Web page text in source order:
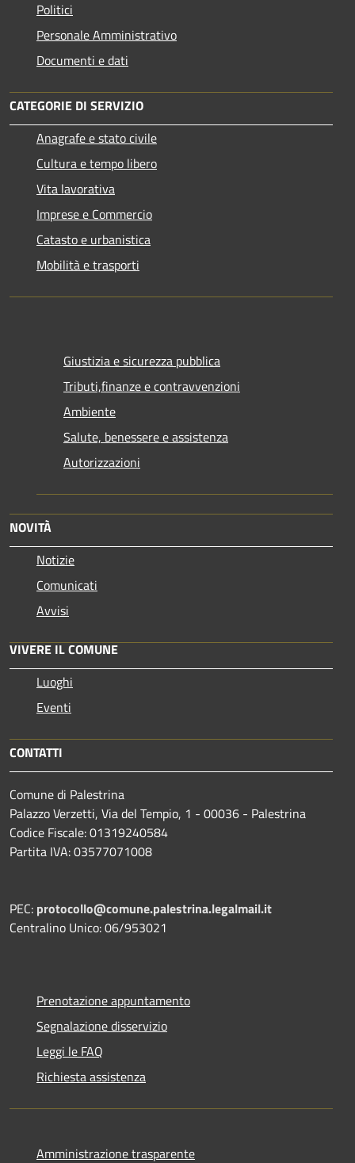
Politici
Personale Amministrativo
Documenti e dati
CATEGORIE DI SERVIZIO
Anagrafe e stato civile
Cultura e tempo libero
Vita lavorativa
Imprese e Commercio
Catasto e urbanistica
Mobilità e trasporti
Giustizia e sicurezza pubblica
Tributi,finanze e contravvenzioni
Ambiente
Salute, benessere e assistenza
Autorizzazioni
NOVITÀ
Notizie
Comunicati
Avvisi
VIVERE IL COMUNE
Luoghi
Eventi
CONTATTI
Comune di Palestrina
Palazzo Verzetti, Via del Tempio, 1 - 00036 - Palestrina
Codice Fiscale: 01319240584
Partita IVA: 03577071008
PEC: protocollo@comune.palestrina.legalmail.it
Centralino Unico: 06/953021
Prenotazione appuntamento
Segnalazione disservizio
Leggi le FAQ
Richiesta assistenza
Amministrazione trasparente